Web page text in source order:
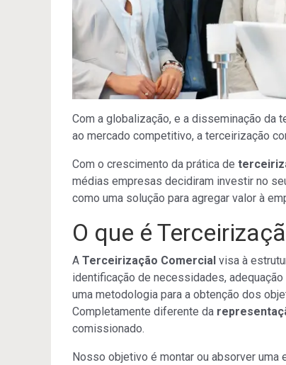
Com a globalização, e a disseminação da
ao mercado competitivo, a terceirização
Com o crescimento da prática de
médias empresas decidiram investir no
como uma solução para agregar valor à
O que é
A Terceirização Comercial visa à
identificação de necessidades,
uma metodologia para a obtenção dos
Completamente diferente da
comissionado.
Nosso objetivo é montar ou absorver